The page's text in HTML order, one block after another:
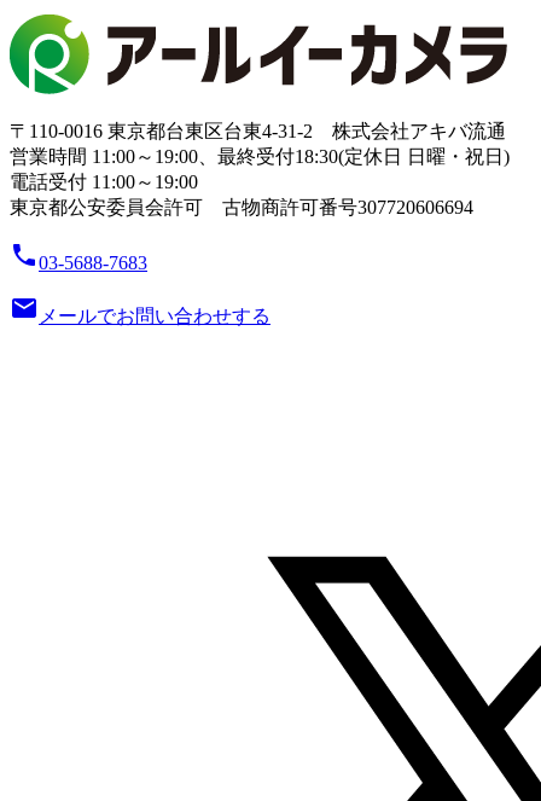
〒110-0016 東京都台東区台東4-31-2 株式会社アキバ流通
営業時間 11:00～19:00、最終受付18:30(定休日 日曜・祝日)
電話受付 11:00～19:00
東京都公安委員会許可 古物商許可番号307720606694
local_phone03-5688-7683
email メールでお問い合わせする